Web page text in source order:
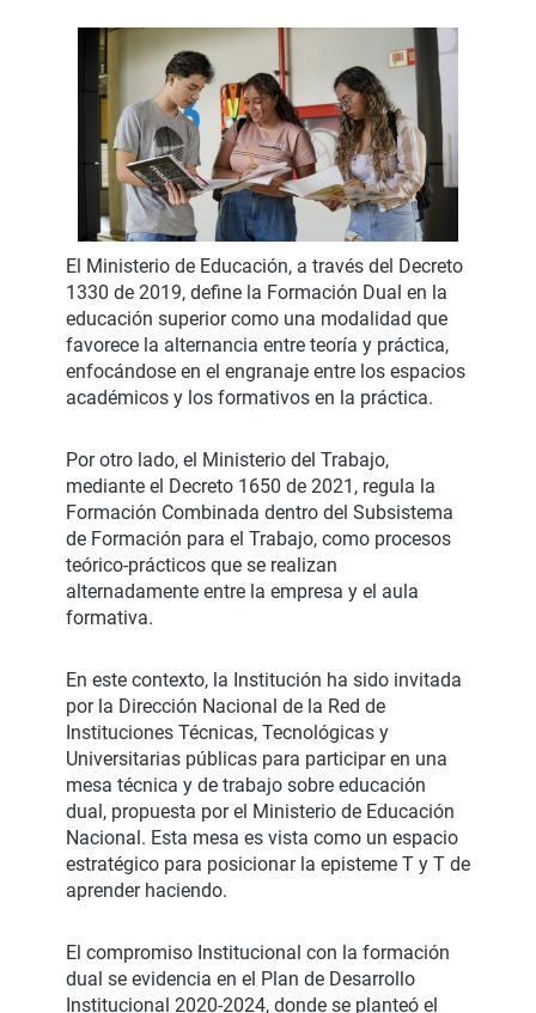
El Ministerio de Educación, a través del Decreto
1330 de 2019, define la Formación Dual en la
educación superior como una modalidad que
favorece la alternancia entre teoría y práctica,
enfocándose en el engranaje entre los espacios
académicos y los formativos en la práctica.
Por otro lado, el Ministerio del Trabajo,
mediante el Decreto 1650 de 2021, regula la
Formación Combinada dentro del Subsistema
de Formación para el Trabajo, como procesos
teórico-prácticos que se realizan
alternadamente entre la empresa y el aula
formativa.
En este contexto, la Institución ha sido invitada
por la Dirección Nacional de la Red de
Instituciones Técnicas, Tecnológicas y
Universitarias públicas para participar en una
mesa técnica y de trabajo sobre educación
dual, propuesta por el Ministerio de Educación
Nacional. Esta mesa es vista como un espacio
estratégico para posicionar la episteme T y T de
aprender haciendo.
El compromiso Institucional con la formación
dual se evidencia en el Plan de Desarrollo
Institucional 2020-2024, donde se planteó el